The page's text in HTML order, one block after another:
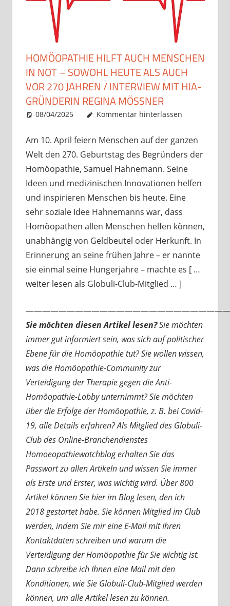
HOMÖOPATHIE HILFT AUCH MENSCHEN
IN NOT – SOWOHL HEUTE ALS AUCH
VOR 270 JAHREN / INTERVIEW MIT HIA-
GRÜNDERIN REGINA MÖSSNER
08/04/2025 Christian J. Becker
Allgemein
Kommentar hinterlassen
Am 10. April feiern Menschen auf der ganzen
Welt den 270. Geburtstag des Begründers der
Homöopathie, Samuel Hahnemann. Seine
Ideen und medizinischen Innovationen helfen
und inspirieren Menschen bis heute. Eine
sehr soziale Idee Hahnemanns war, dass
Homöopathen allen Menschen helfen können,
unabhängig von Geldbeutel oder Herkunft. In
Erinnerung an seine frühen Jahre – er nannte
sie einmal seine Hungerjahre – machte es [ …
weiter lesen als Globuli-Club-Mitglied … ]
Sie möchten diesen Artikel lesen?Sie möchten
immer gut informiert sein, was sich auf politischer
Ebene für die Homöopathie tut? Sie wollen wissen,
was die Homöopathie-Community zur
Verteidigung der Therapie gegen die Anti-
Homöopathie-Lobby unternimmt? Sie möchten
über die Erfolge der Homöopathie, z. B. bei Covid-
19, alle Details erfahren? Als Mitglied des Globuli-
Club des Online-Branchendienstes
Homoeopathiewatchblog erhalten Sie das
Passwort zu allen Artikeln und wissen Sie immer
als Erste und Erster, was wichtig wird. Über 800
Artikel können Sie hier im Blog lesen, den ich
2018 gestartet habe. Sie können Mitglied im Club
werden, indem Sie mir eine E-Mail mit Ihren
Kontaktdaten schreiben und warum die
Verteidigung der Homöopathie für Sie wichtig ist.
Dann schreibe ich Ihnen eine Mail mit den
Konditionen, wie Sie Globuli-Club-Mitglied werden
können, um alle Artikel lesen zu können.